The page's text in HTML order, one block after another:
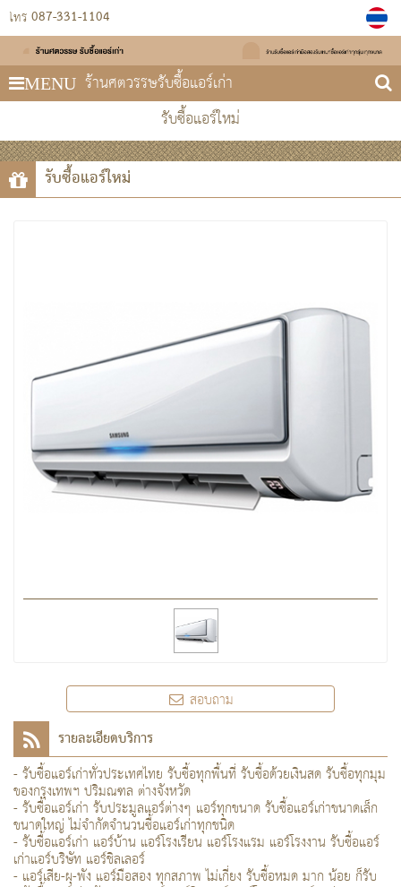
โทร 087-331-1104
MENU ร้านศตวรรษรับซื้อแอร์เก่า
รับซื้อแอร์ใหม่
รับซื้อแอร์ใหม่
สอบถาม
รายละเอียดบริการ
- รับซื้อแอร์เก่าทั่วประเทศไทย รับซื้อทุกพื้นที่ รับซื้อด้วยเงินสด รับซื้อทุกมุม
ของกรุงเทพฯ ปริมณฑล ต่างจังหวัด
- รับซื้อแอร์เก่า รับประมูลแอร์ต่างๆ แอร์ทุกขนาด รับซื้อแอร์เก่าขนาดเล็ก
ขนาดใหญ่ ไม่จำกัดจำนวนซื้อแอร์เก่าทุกชนิด
- รับซื้อแอร์เก่า แอร์บ้าน แอร์โรงเรียน แอร์โรงแรม แอร์โรงงาน รับซื้อแอร์
เก่าแอร์บริษัท แอร์ชิลเลอร์
- แอร์เสีย-ผุ-พัง แอร์มือสอง ทุกสภาพ ไม่เกี่ยง รับซื้อหมด มาก น้อย ก็รับ